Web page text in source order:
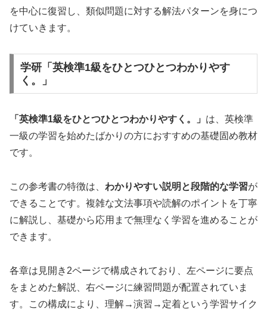
を中心に復習し、類似問題に対する解法パターンを身につ
けていきます。
学研「英検準1級をひとつひとつわかりやす
く。」
「英検準1級をひとつひとつわかりやすく。」 は、英検準
一級の学習を始めたばかりの方におすすめの基礎固め教材
です。
この参考書の特徴は、 わかりやすい説明と段階的な学習が
できることです。複雑な文法事項や読解のポイントを丁寧
に解説し、基礎から応用まで無理なく学習を進めることが
できます。
各章は見開き2ページで構成されており、左ページに要点
をまとめた解説、右ページに練習問題が配置されていま
す。この構成により、理解→演習→定着という学習サイク